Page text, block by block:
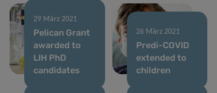
29 März 2021
Pelican Grant
awarded to
LIH PhD
candidates
26 März 2021
Predi-COVID
extended to
children